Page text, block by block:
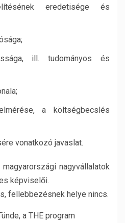
eredetisége és
ill. tudományos és
a költségbecslés
vonatkozó javaslat.
nagyvállalatok
képviselői.
fellebbezésnek helye nincs.
a THE program